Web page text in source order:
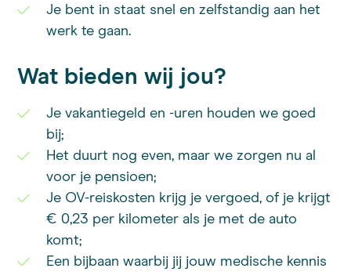
Je bent in staat snel en zelfstandig aan het
werk te gaan.
Wat bieden wij jou?
Je vakantiegeld en -uren houden we goed
bij;
Het duurt nog even, maar we zorgen nu al
voor je pensioen;
Je OV-reiskosten krijg je vergoed, of je krijgt
€ 0,23 per kilometer als je met de auto
komt;
Een bijbaan waarbij jij jouw medische kennis